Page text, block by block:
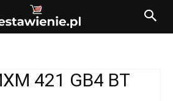
421 GB4 BT